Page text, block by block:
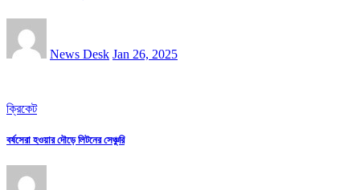
News Desk Jan 26, 2025
ক্রিকেট
বর্ষসেরা হওয়ার দৌড়ে লিটনের সেঞ্চুরি